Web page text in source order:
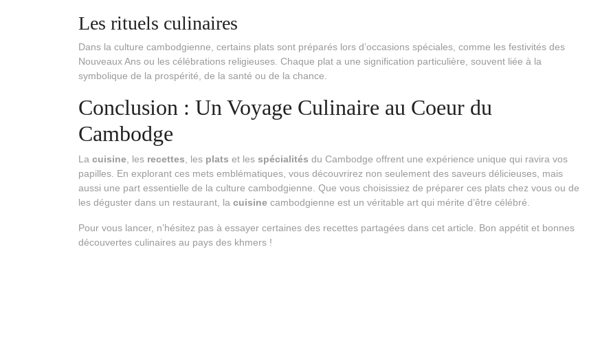
Les rituels culinaires
Dans la culture cambodgienne, certains plats sont préparés lors d’occasions spéciales, comme les festivités des
Nouveaux Ans ou les célébrations religieuses. Chaque plat a une signification particulière, souvent liée à la
symbolique de la prospérité, de la santé ou de la chance.
Conclusion : Un Voyage Culinaire au Coeur du
Cambodge
La cuisine, les recettes, les plats et les spécialités du Cambodge offrent une expérience unique qui ravira vos
papilles. En explorant ces mets emblématiques, vous découvrirez non seulement des saveurs délicieuses, mais
aussi une part essentielle de la culture cambodgienne. Que vous choisissiez de préparer ces plats chez vous ou de
les déguster dans un restaurant, la cuisine cambodgienne est un véritable art qui mérite d’être célébré.
Pour vous lancer, n’hésitez pas à essayer certaines des recettes partagées dans cet article. Bon appétit et bonnes
découvertes culinaires au pays des khmers !